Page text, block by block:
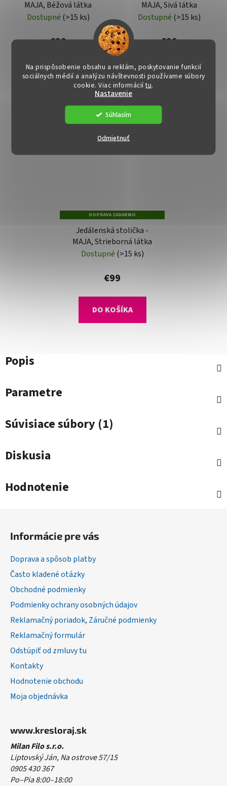
Na prispôsobenie obsahu a reklám, poskytovanie funkcií
sociálnych médií a analýzu návštevnosti používame súbory
cookie. Viac informáciítu.
Nastavenie
Odmietnuť
Súhlasím
MAJA, Béžová látka
Dostupné (>15 ks)
€99
DO KOŠÍKA
MAJA, Sivá látka
Dostupné (>15 ks)
€99
DO KOŠÍKA
DOPRAVA ZADARMO
Jedálenská stolička -
MAJA, Strieborná látka
Dostupné (>15 ks)
€99
DO KOŠÍKA
Popis
Parametre
Súvisiace súbory (1)
Diskusia
Hodnotenie
Informácie pre vás
Doprava a spôsob platby
Často kladené otázky
Obchodné podmienky
Podmienky ochrany osobných údajov
Reklamačný poriadok, Záručné podmienky
Reklamačný formulár
Odstúpiť od zmluvy tu
Kontakty
Hodnotenie obchodu
Moja objednávka
www.kresloraj.sk
Milan Filo s.r.o.
Liptovský Ján, Na ostrove 57/15
0905 430 367
Po–Pia 8:00–18:00